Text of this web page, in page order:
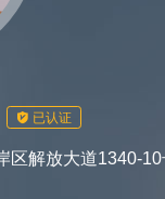
 已认证
区解放大道1340-